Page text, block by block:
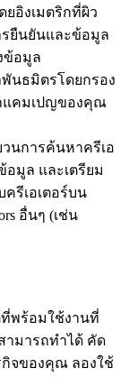
ยอิงเมตริกที่ผิว
รยืนยันและข้อมูล
ข้อมูล
นธมิตรโดยกรอง
แคมเปญของคุณ
นการค้นหาครีเอ
อมูล และเตรียม
รีเอเตอร์บน
อื่นๆ (เช่น
พร้อมใช้งานที่
ามารถทำได้ คัด
กิจของคุณ ลองใช้